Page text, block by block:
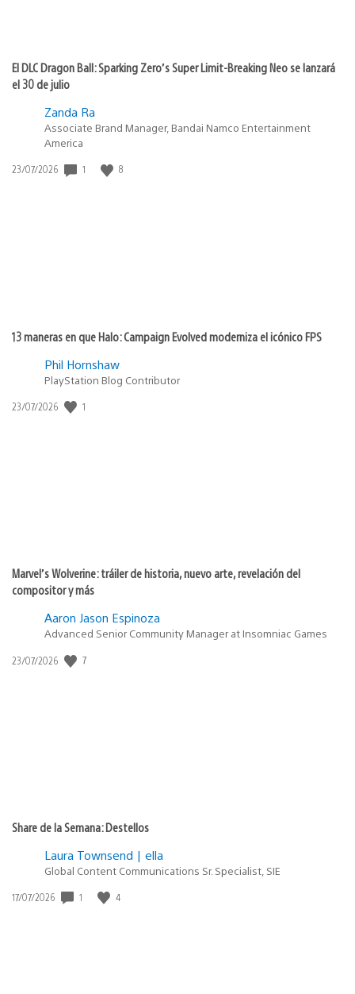
El DLC Dragon Ball: Sparking Zero’s Super Limit-Breaking Neo se lanzará
el 30 de julio
Zanda Ra
Associate Brand Manager, Bandai Namco Entertainment
America
Fecha
23/07/2026 1 8
13 maneras en que Halo: Campaign Evolved moderniza el icónico FPS
Phil Hornshaw
PlayStation Blog Contributor
Fecha
23/07/2026 1
Marvel’s Wolverine: tráiler de historia, nuevo arte, revelación del
compositor y más
Aaron Jason Espinoza
Advanced Senior Community Manager at Insomniac Games
Fecha
23/07/2026 7
Share de la Semana: Destellos
Laura Townsend | ella
Global Content Communications Sr. Specialist, SIE
Fecha
17/07/2026 1 4